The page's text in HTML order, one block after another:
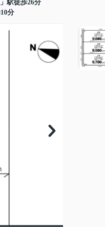
駅徒歩26分
分